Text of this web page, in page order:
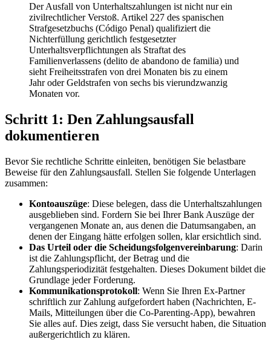
Der Ausfall von Unterhaltszahlungen ist nicht nur ein
zivilrechtlicher Verstoß. Artikel 227 des spanischen
Strafgesetzbuchs (Código Penal) qualifiziert die
Nichterfüllung gerichtlich festgesetzter
Unterhaltsverpflichtungen als Straftat des
Familienverlassens (delito de abandono de familia) und
sieht Freiheitsstrafen von drei Monaten bis zu einem
Jahr oder Geldstrafen von sechs bis vierundzwanzig
Monaten vor.
Schritt 1: Den Zahlungsausfall
dokumentieren
Bevor Sie rechtliche Schritte einleiten, benötigen Sie belastbare
Beweise für den Zahlungsausfall. Stellen Sie folgende Unterlagen
zusammen:
Kontoauszüge: Diese belegen, dass die Unterhaltszahlungen
ausgeblieben sind. Fordern Sie bei Ihrer Bank Auszüge der
vergangenen Monate an, aus denen die Datumsangaben, an
denen der Eingang hätte erfolgen sollen, klar ersichtlich sind.
Das Urteil oder die Scheidungsfolgenvereinbarung: Darin
ist die Zahlungspflicht, der Betrag und die
Zahlungsperiodizität festgehalten. Dieses Dokument bildet die
Grundlage jeder Forderung.
Kommunikationsprotokoll: Wenn Sie Ihren Ex-Partner
schriftlich zur Zahlung aufgefordert haben (Nachrichten, E-
Mails, Mitteilungen über die Co-Parenting-App), bewahren
Sie alles auf. Dies zeigt, dass Sie versucht haben, die Situation
außergerichtlich zu klären.